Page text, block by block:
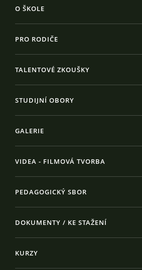
O ŠKOLE
PRO RODIČE
TALENTOVÉ ZKOUŠKY
STUDIJNÍ OBORY
GALERIE
VIDEA - FILMOVÁ TVORBA
PEDAGOGICKÝ SBOR
DOKUMENTY / KE STAŽENÍ
KURZY